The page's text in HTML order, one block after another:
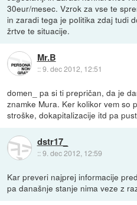
30eur/mesec. Vzrok za vse te
in zaradi tega je politika zdaj tudi
žrtve te situacije.
Mr.B
::9. dec 2012, 12:51
domen_ pa si ti prepričan, da je
znamke Mura. Ker kolikor vem so
stroške, dokapitalizacije itd pa
dstr17_
::9. dec 2012, 12:59
Kar preveri najprej informacije
pa današnje stanje nima veze z